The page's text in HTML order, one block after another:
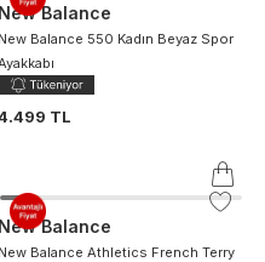
New Balance
New Balance 550 Kadın Beyaz Spor
TL
New Balance
New Balance Athletics French Terry